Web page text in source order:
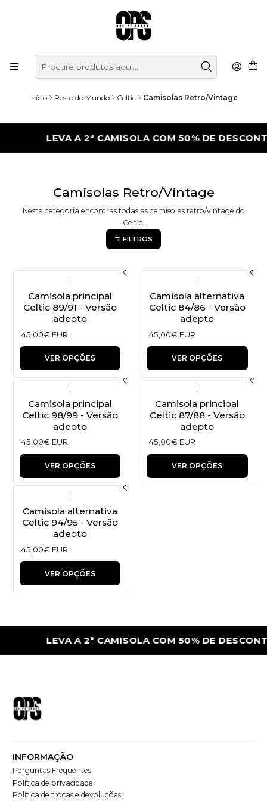
Início Resto do Mundo Celtic Camisolas Retro/Vintage
LEVA A 2ª CAMISOLA COM 50% DE DESCONTO
Camisolas Retro/Vintage
Nesta categoria encontras todas as camisolas retro/vintage do
Celtic.
FILTROS
|
Camisola principal
Celtic 89/91 - Versão
adepto
45,00€ EUR
VER OPÇÕES
|
Camisola alternativa
Celtic 84/86 - Versão
adepto
45,00€ EUR
VER OPÇÕES
|
Camisola principal
Celtic 98/99 - Versão
adepto
45,00€ EUR
VER OPÇÕES
|
Camisola principal
Celtic 87/88 - Versão
adepto
45,00€ EUR
VER OPÇÕES
Camisola alternativa
Celtic 94/95 - Versão
adepto
45,00€ EUR
VER OPÇÕES
LEVA A 2ª CAMISOLA COM 50% DE DESCONTO
INFORMAÇÃO
Perguntas Frequentes
Política de privacidade
Política de trocas e devoluções